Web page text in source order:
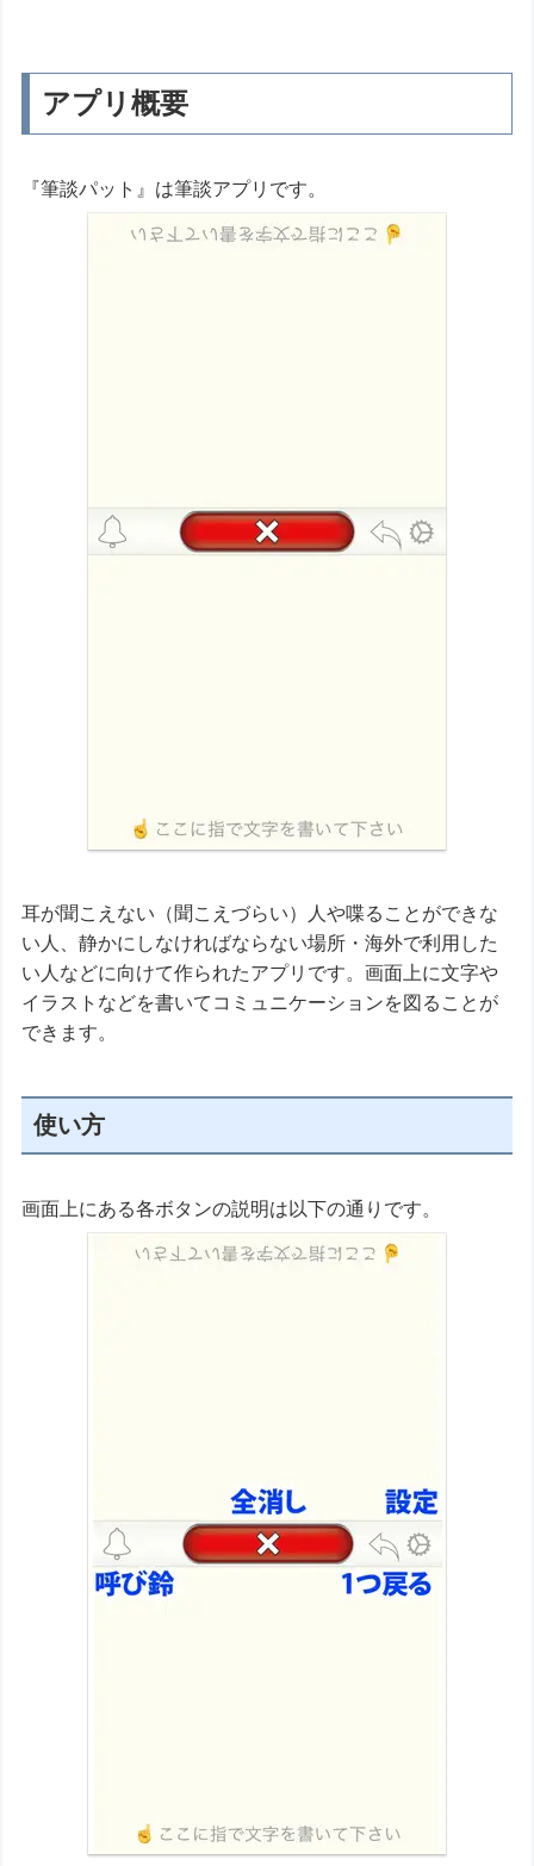
アプリ概要
『筆談パット』は筆談アプリです。
耳が聞こえない（聞こえづらい）人や喋ることができな
い人、静かにしなければならない場所・海外で利用した
い人などに向けて作られたアプリです。画面上に文字や
イラストなどを書いてコミュニケーションを図ることが
できます。
使い方
画面上にある各ボタンの説明は以下の通りです。